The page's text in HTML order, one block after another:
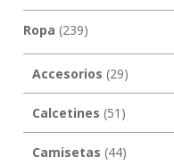
Ropa (239)
Accesorios (29)
Calcetines (51)
Camisetas (44)